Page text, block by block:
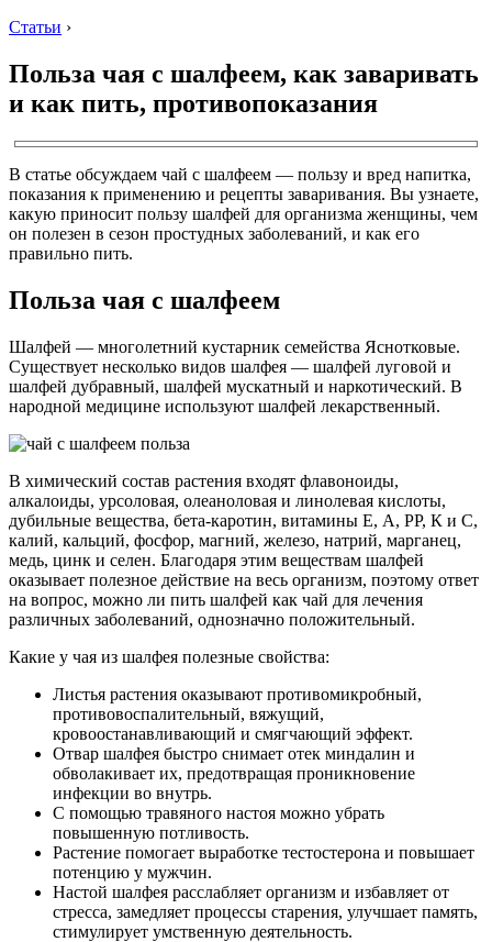
Статьи ›
Польза чая с шалфеем, как заваривать
и как пить, противопоказания
В статье обсуждаем чай с шалфеем — пользу и вред напитка,
показания к применению и рецепты заваривания. Вы узнаете,
какую приносит пользу шалфей для организма женщины, чем
он полезен в сезон простудных заболеваний, и как его
правильно пить.
Польза чая с шалфеем
Шалфей — многолетний кустарник семейства Яснотковые.
Существует несколько видов шалфея — шалфей луговой и
шалфей дубравный, шалфей мускатный и наркотический. В
народной медицине используют шалфей лекарственный.
В химический состав растения входят флавоноиды,
алкалоиды, урсоловая, олеаноловая и линолевая кислоты,
дубильные вещества, бета-каротин, витамины Е, А, РР, К и С,
калий, кальций, фосфор, магний, железо, натрий, марганец,
медь, цинк и селен. Благодаря этим веществам шалфей
оказывает полезное действие на весь организм, поэтому ответ
на вопрос, можно ли пить шалфей как чай для лечения
различных заболеваний, однозначно положительный.
Какие у чая из шалфея полезные свойства:
Листья растения оказывают противомикробный,
противовоспалительный, вяжущий,
кровоостанавливающий и смягчающий эффект.
Отвар шалфея быстро снимает отек миндалин и
обволакивает их, предотвращая проникновение
инфекции во внутрь.
С помощью травяного настоя можно убрать
повышенную потливость.
Растение помогает выработке тестостерона и повышает
потенцию у мужчин.
Настой шалфея расслабляет организм и избавляет от
стресса, замедляет процессы старения, улучшает память,
стимулирует умственную деятельность.